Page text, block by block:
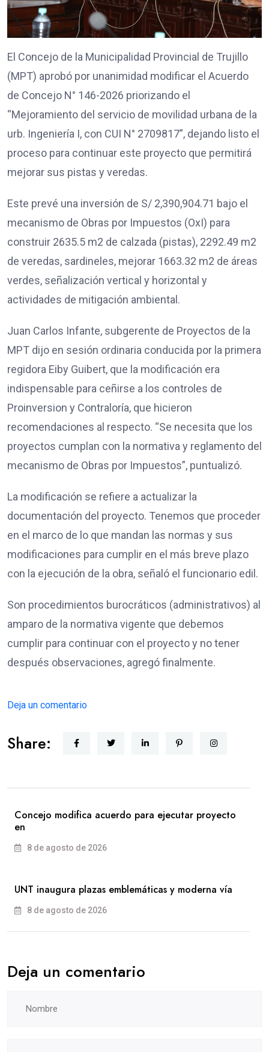
El Concejo de la Municipalidad Provincial de Trujillo
(MPT) aprobó por unanimidad modificar el Acuerdo
de Concejo N° 146-2026 priorizando el
“Mejoramiento del servicio de movilidad urbana de la
urb. Ingeniería I, con CUI N° 2709817”, dejando listo el
proceso para continuar este proyecto que permitirá
mejorar sus pistas y veredas.
Este prevé una inversión de S/ 2,390,904.71 bajo el
mecanismo de Obras por Impuestos (OxI) para
construir 2635.5 m2 de calzada (pistas), 2292.49 m2
de veredas, sardineles, mejorar 1663.32 m2 de áreas
verdes, señalización vertical y horizontal y
actividades de mitigación ambiental.
Juan Carlos Infante, subgerente de Proyectos de la
MPT dijo en sesión ordinaria conducida por la primera
regidora Eiby Guibert, que la modificación era
indispensable para ceñirse a los controles de
Proinversion y Contraloría, que hicieron
recomendaciones al respecto. “Se necesita que los
proyectos cumplan con la normativa y reglamento del
mecanismo de Obras por Impuestos”, puntualizó.
La modificación se refiere a actualizar la
documentación del proyecto. Tenemos que proceder
en el marco de lo que mandan las normas y sus
modificaciones para cumplir en el más breve plazo
con la ejecución de la obra, señaló el funcionario edil.
Son procedimientos burocráticos (administrativos) al
amparo de la normativa vigente que debemos
cumplir para continuar con el proyecto y no tener
después observaciones, agregó finalmente.
Deja un comentario
Share:
Concejo modifica acuerdo para ejecutar proyecto
en
8 de agosto de 2026
UNT inaugura plazas emblemáticas y moderna vía
8 de agosto de 2026
Deja un comentario